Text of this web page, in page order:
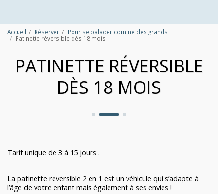
Accueil Réserver
Pour se balader comme des grands
Patinette réversible dès 18 mois
PATINETTE RÉVERSIBLE
DÈS 18 MOIS
Tarif unique de 3 à 15 jours .
La patinette réversible 2 en 1 est un véhicule qui s’adapte à
l’âge de votre enfant mais également à ses envies !